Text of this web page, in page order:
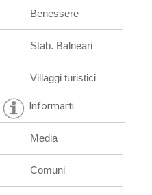
Benessere
Stab. Balneari
Villaggi turistici
Informarti
Media
Comuni